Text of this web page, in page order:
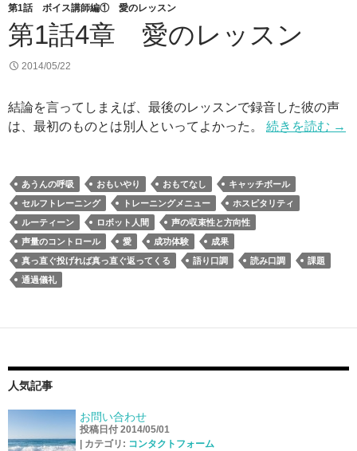
第1話 ボイス講師編① 愛のレッスン
第1話4章 愛のレッスン
2014/05/22
結論を言ってしまえば、最後のレッスンで録音した彼の声
は、最初のものとは別人といってよかった。 続きを読む →
あうんの呼吸 おもいやり おもてなし
キャッチボール
セルフトレーニング
トレーニングメニュー
ホスピタリティ
ルーティーン
ロボット人間
声の収束性と方向性
声量のコントロール
愛 成功体験
成果
真っ直ぐ投げれば真っ直ぐ返ってくる
語り口調 読み口調
課題
通過儀礼
人気記事
お問い合わせ
投稿日付 2014/05/01
カテゴリ: コンタクトフォーム